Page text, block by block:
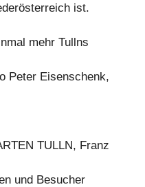
ist.
mehr Tullns
Peter Eisenschenk,
TULLN, Franz
und Besucher